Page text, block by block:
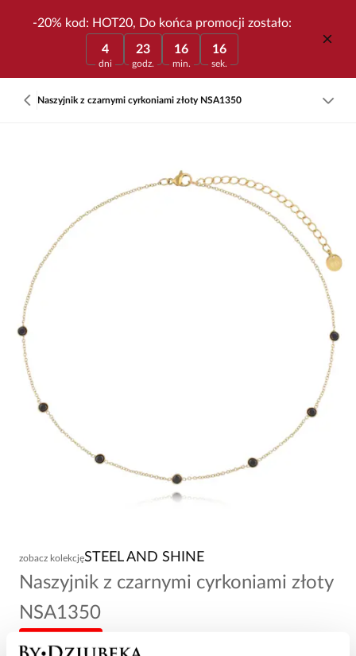
-20% kod: HOT20, Do końca promocji zostało:
4
dni
23
godz.
16
min.
16
sek.
Naszyjnik z czarnymi cyrkoniami złoty NSA1350
zobacz kolekcjęSTEEL AND SHINE
Naszyjnik z czarnymi cyrkoniami złoty
NSA1350